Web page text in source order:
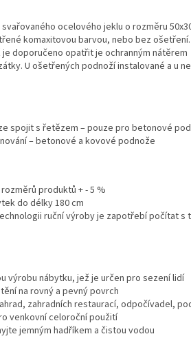
ocelového jeklu o rozměru
komaxitovou barvou, nebo bez
doporučeno opatřit je ochranným nátěrem
U ošetřených podnoží instalované a u
spojit s řetězem – pouze pro betonové
– betonové a kovové podnože
produktů + - 5 %
do délky 180 cm
ruční výroby je zapotřebí počítat s
výrobu nábytku, jež je určen pro sezení lidí
na rovný a pevný povrch
zahradních restaurací, odpočívadel,
venkovní celoroční použití
jemným hadříkem a čistou vodou